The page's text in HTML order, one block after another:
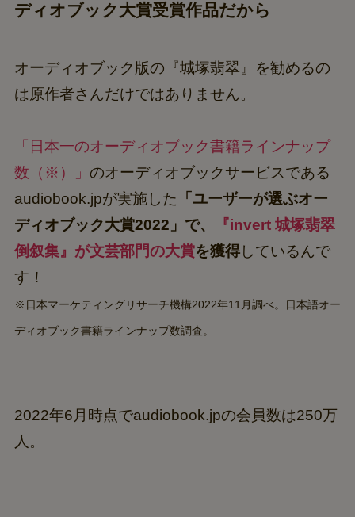
ディオブック大賞受賞作品だから
オーディオブック版の『城塚翡翠』を勧めるの
は原作者さんだけではありません。
「日本一のオーディオブック書籍ラインナップ
数（※）」 のオーディオブックサービスである
audiobook.jpが実施した 「ユーザーが選ぶオー
ディオブック大賞2022」で、
『invert 城塚翡翠
倒叙集』が文芸部門の大賞を獲得しているんで
す！
※日本マーケティングリサーチ機構2022年11月調べ。日本語オー
ディオブック書籍ラインナップ数調査。
2022年6月時点でaudiobook.jpの会員数は250万
人。